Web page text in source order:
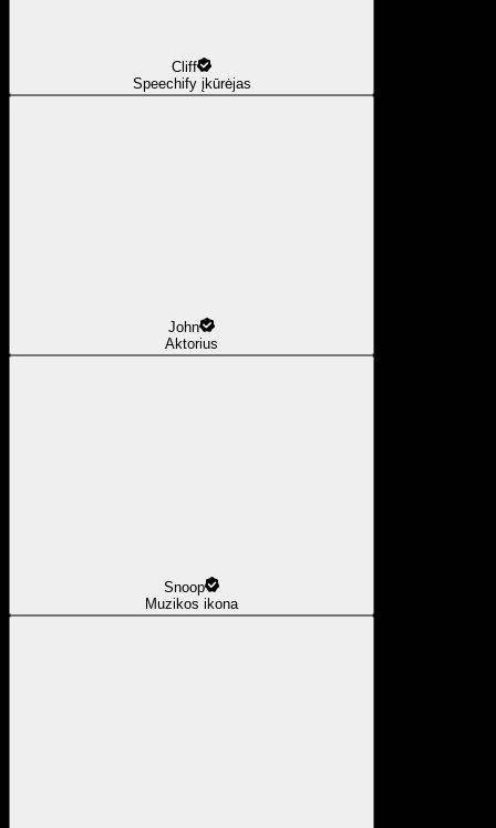
Cliff
Speechify įkūrėjas
John
Aktorius
Snoop
Muzikos ikona